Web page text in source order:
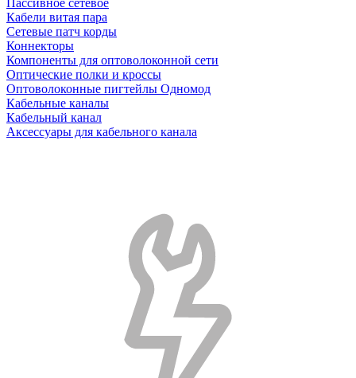
Пассивное сетевое
Кабели витая пара
Сетевые патч корды
Коннекторы
Компоненты для оптоволоконной сети
Оптические полки и кроссы
Оптоволоконные пигтейлы Одномод
Кабельные каналы
Кабельный канал
Аксессуары для кабельного канала